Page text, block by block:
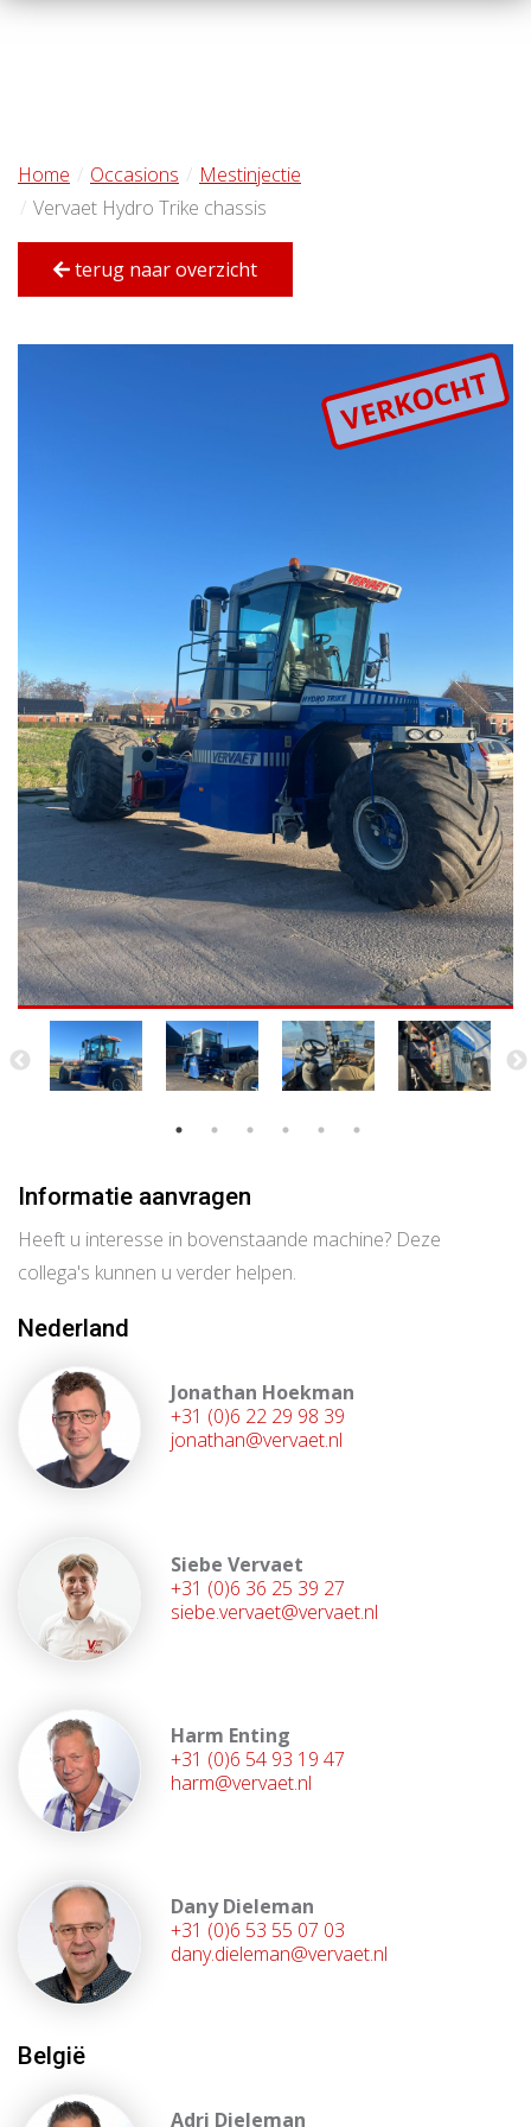
Home Occasions
Mestinjectie
Vervaet Hydro Trike chassis
terug naar overzicht
VERKOCHT
Informatie aanvragen
Heeft u interesse in bovenstaande machine? Deze
collega's kunnen u verder helpen.
Nederland
Jonathan Hoekman
+31 (0)6 22 29 98 39
jonathan@vervaet.nl
Siebe Vervaet
+31 (0)6 36 25 39 27
siebe.vervaet@vervaet.nl
Harm Enting
+31 (0)6 54 93 19 47
harm@vervaet.nl
Dany Dieleman
+31 (0)6 53 55 07 03
dany.dieleman@vervaet.nl
België
Adri Dieleman